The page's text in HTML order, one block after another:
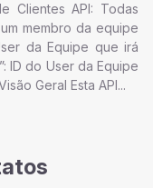
Clientes API: Todas
membro da equipe
da Equipe que irá
ID do User da Equipe
Geral Esta API...